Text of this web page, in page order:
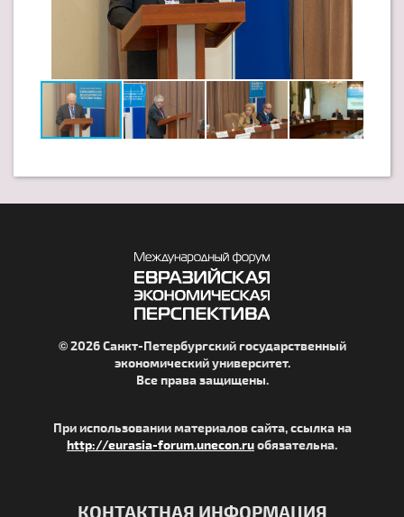
© 2026 Санкт-Петербургский государственный
экономический университет.
Все права защищены.
При использовании материалов сайта, ссылка на
http://eurasia-forum.unecon.ruобязательна.
КОНТАКТНАЯ ИНФОРМАЦИЯ